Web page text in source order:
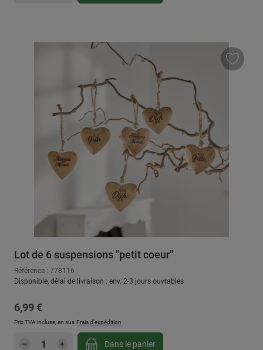
Lot de 6 suspensions "petit coeur"
Référence : 778116
Disponible, délai de livraison : env. 2-3 jours ouvrables
Prix régulier :
6,99 €
Prix TVA incluse, en sus Frais d'expédition
Quantité de produit : Entrez la quantité
Dans le panier